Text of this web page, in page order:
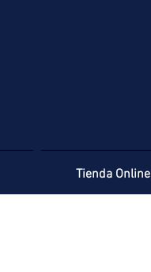
Tienda Online